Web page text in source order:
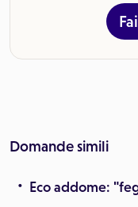
Domande simili
Eco addome: